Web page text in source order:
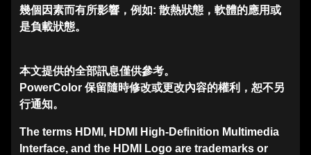
幾個因素而有所影響，例如: 散熱狀態，軟體的應用或
是負載狀態。
本文提供的全部訊息僅供參考。
PowerColor 保留隨時修改或更改內容的權利，恕不另
行通知。
The terms HDMI, HDMI High-Definition Multimedia
Interface, and the HDMI Logo are trademarks or